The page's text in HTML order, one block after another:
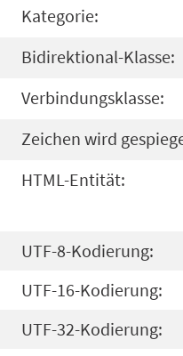
Kategorie:
Bidirektional-Klasse:
Verbindungsklasse:
Zeichen wird
HTML-Entität:
UTF-8-Kodierung:
UTF-16-Kodierung:
UTF-32-Kodierung: